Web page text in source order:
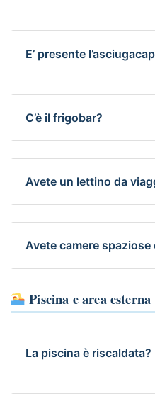
E’ presente
C’è il frigobar?
Avete un lettino da
Avete camere spaziose
Piscina e area esterna
La piscina è riscaldata?